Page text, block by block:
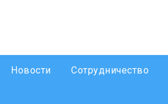
Новости Сотрудничество